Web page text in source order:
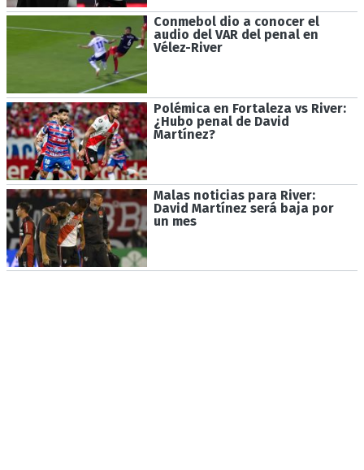
Conmebol dio a conocer el
audio del VAR del penal en
Vélez-River
Polémica en Fortaleza vs River:
¿Hubo penal de David
Martínez?
Malas noticias para River:
David Martínez será baja por
un mes